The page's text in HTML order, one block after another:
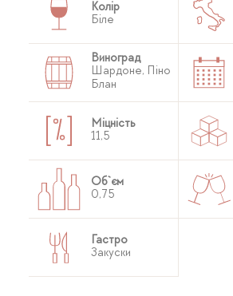
Колір
Біле
Виноград
Шардоне, Піно
Блан
Міцність
11,5
Об`єм
0,75
Гастро
Закуски